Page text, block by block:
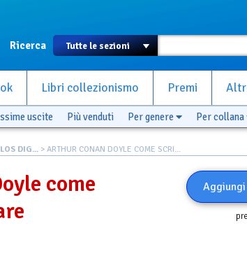
Ricerca
Libri collezionismo Premi
uscite Più venduti Per genere Per collana
DIG... > ARTHUR CONAN DOYLE COME SCRI...
come